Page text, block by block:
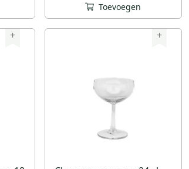
Toevoegen
+ +